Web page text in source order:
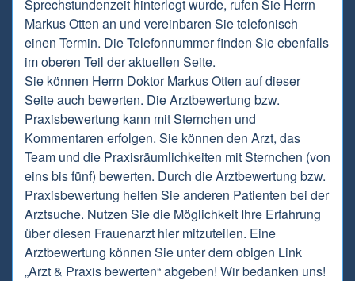
Sprechstundenzeit hinterlegt wurde, rufen Sie Herrn
Markus Otten an und vereinbaren Sie telefonisch
einen Termin. Die Telefonnummer finden Sie ebenfalls
im oberen Teil der aktuellen Seite.
Sie können Herrn Doktor Markus Otten auf dieser
Seite auch bewerten. Die Arztbewertung bzw.
Praxisbewertung kann mit Sternchen und
Kommentaren erfolgen. Sie können den Arzt, das
Team und die Praxisräumlichkeiten mit Sternchen (von
eins bis fünf) bewerten. Durch die Arztbewertung bzw.
Praxisbewertung helfen Sie anderen Patienten bei der
Arztsuche. Nutzen Sie die Möglichkeit Ihre Erfahrung
über diesen Frauenarzt hier mitzuteilen. Eine
Arztbewertung können Sie unter dem obigen Link
„Arzt & Praxis bewerten“ abgeben! Wir bedanken uns!